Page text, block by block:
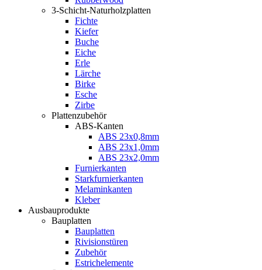
3-Schicht-Naturholzplatten
Fichte
Kiefer
Buche
Eiche
Erle
Lärche
Birke
Esche
Zirbe
Plattenzubehör
ABS-Kanten
ABS 23x0,8mm
ABS 23x1,0mm
ABS 23x2,0mm
Furnierkanten
Starkfurnierkanten
Melaminkanten
Kleber
Ausbauprodukte
Bauplatten
Bauplatten
Rivisionstüren
Zubehör
Estrichelemente